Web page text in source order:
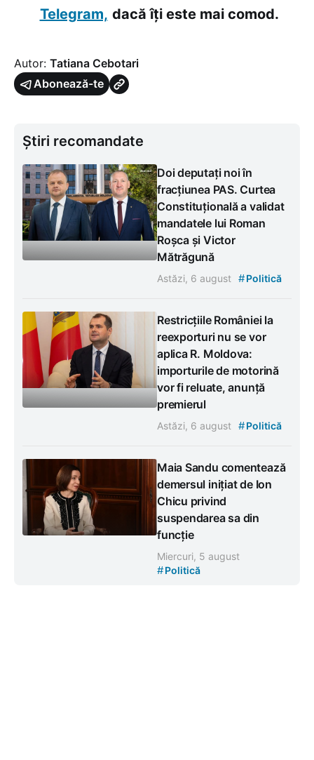
Telegram, dacă îți este mai comod.
Autor: Tatiana Cebotari
Abonează-te
Știri recomandate
Doi deputați noi în
fracțiunea PAS. Curtea
Constituțională a validat
mandatele lui Roman
Roșca și Victor
Mătrăgună
Astăzi, 6 august #Politică
Restricțiile României la
reexporturi nu se vor
aplica R. Moldova:
importurile de motorină
vor fi reluate, anunță
premierul
Astăzi, 6 august #Politică
Maia Sandu comentează
demersul inițiat de Ion
Chicu privind
suspendarea sa din
funcție
Miercuri, 5 august
#Politică